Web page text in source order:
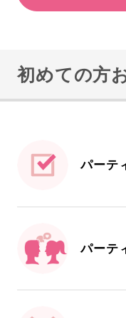
初めての方
パーテ
パーテ